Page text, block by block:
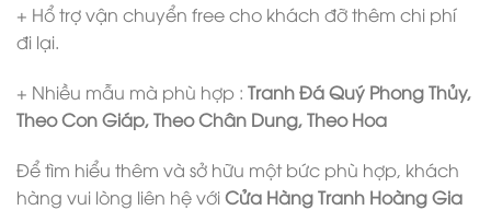
+ Hổ trợ vận chuyển free cho khách đỡ thêm chi phí
đi lại.
+ Nhiều mẫu mà phù hợp : Tranh Đá Quý Phong Thủy,
Theo Con Giáp, Theo Chân Dung, Theo Hoa
Để tìm hiểu thêm và sở hữu một bức phù hợp, khách
hàng vui lòng liên hệ với Cửa Hàng Tranh Hoàng Gia